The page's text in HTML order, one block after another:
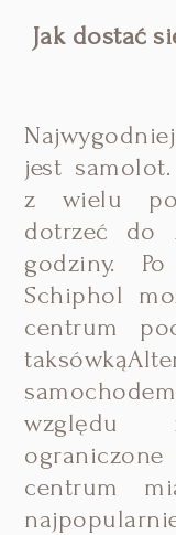
Jak dostać
jest
z wielu
dotrzeć do
godziny.
Schiphol
centrum
względu
centrum